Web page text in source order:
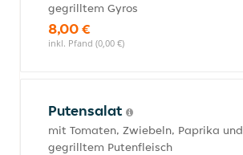
gegrilltem Gyros
8,00 €
inkl. Pfand (0,00 €)
Putensalat
mit Tomaten, Zwiebeln, Paprika und
gegrilltem Putenfleisch